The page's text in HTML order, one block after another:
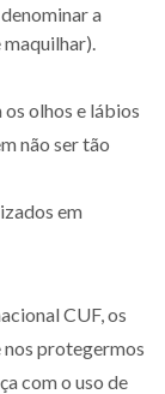
a
olhos e lábios
não ser tão
em
CUF, os
nos protegermos
com o uso de